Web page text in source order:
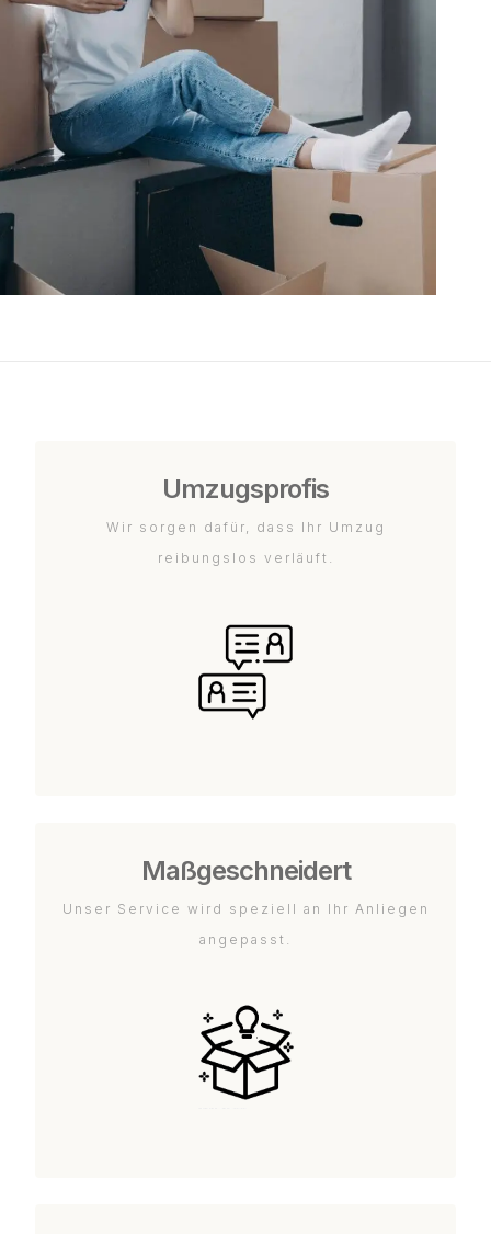
Umzugsprofis
Wir sorgen dafür, dass Ihr Umzug
reibungslos verläuft.
Maßgeschneidert
Unser Service wird speziell an Ihr Anliegen
angepasst.